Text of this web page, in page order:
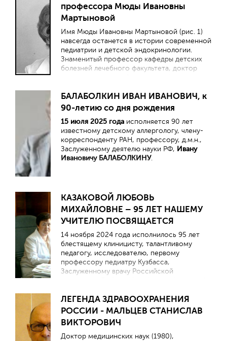
профессора Мюды Ивановны
Мартыновой
Имя Мюды Ивановны Мартыновой (рис. 1)
навсегда останется в истории современной
педиатрии и детской эндокринологии.
Знаменитый профессор кафедры детских
болезней лечебного факультета, доктор
курсом педиатрии медико-биологического
факультета (МБФ) 2-го МОЛГМИ им. Н.И.
Пирогова (ныне Российский национальный
исследовательский медицинский
университет им. Н.И. Пирогова
(Пироговский университет) Минздрава
России).
БАЛАБОЛКИН ИВАН ИВАНОВИЧ, к
90-летию со дня рождения
15 июля 2025 года исполняется 90 лет
известному детскому аллергологу, члену-
корреспонденту РАН, профессору, д.м.н.,
Заслуженному деятелю науки РФ, Ивану
Ивановичу БАЛАБОЛКИНУ.
КАЗАКОВОЙ ЛЮБОВЬ
МИХАЙЛОВНЕ – 95 ЛЕТ НАШЕМУ
УЧИТЕЛЮ ПОСВЯЩАЕТСЯ
14 ноября 2024 года исполнилось 95 лет
блестящему клиницисту, талантливому
педагогу, исследователю, первому
профессору педиатру Кузбасса,
Заслуженному врачу Российской
врачеванию детей.
ЛЕГЕНДА ЗДРАВООХРАНЕНИЯ
РОССИИ - МАЛЬЦЕВ СТАНИСЛАВ
ВИКТОРОВИЧ
Доктор медицинских наук (1980),